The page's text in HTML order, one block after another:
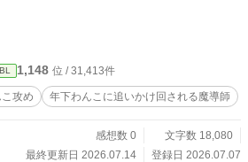
BL 1,148 位 / 31,413件
攻め 年下わんこに追いかけ回される魔導師
感想数 0
文字数 18,080
最終更新日 2026.07.14
登録日 2026.07.07